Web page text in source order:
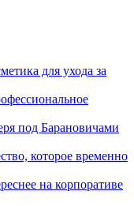
для ухода за
под Барановичами
которое временно
на корпоративе